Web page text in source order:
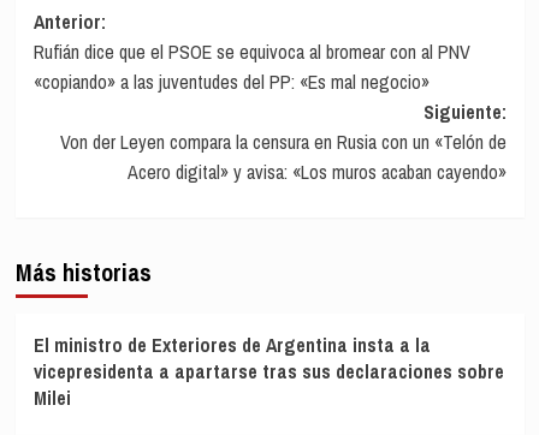
Navegación
de
entradas
Anterior:
Rufián dice que el PSOE se equivoca al bromear con al PNV
«copiando» a las juventudes del PP: «Es mal negocio»
Siguiente:
Von der Leyen compara la censura en Rusia con un «Telón de
Acero digital» y avisa: «Los muros acaban cayendo»
Más historias
El ministro de Exteriores de Argentina insta a la
vicepresidenta a apartarse tras sus declaraciones sobre
Milei